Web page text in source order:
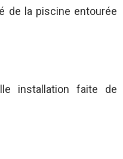
de la piscine entourée
installation faite de